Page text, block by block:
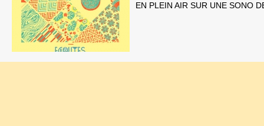
EN PLEIN AIR SUR UNE SONO